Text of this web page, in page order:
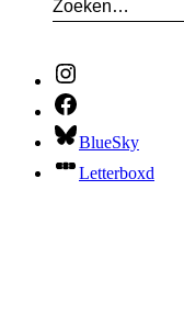
BlueSky
Letterboxd